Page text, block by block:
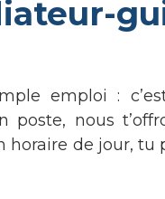
emploi :
poste, nous
de jour,